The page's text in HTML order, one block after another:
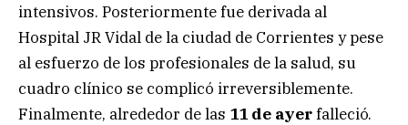
intensivos. Posteriormente fue derivada al
Hospital JR Vidal de la ciudad de Corrientes y pese
al esfuerzo de los profesionales de la salud, su
cuadro clínico se complicó irreversiblemente.
Finalmente, alrededor de las 11 de ayerfalleció.